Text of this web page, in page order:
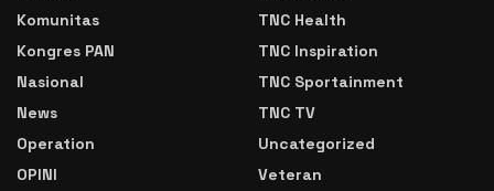
Komunitas
Kongres PAN
Nasional
News
Operation
OPINI
TNC Health
TNC Inspiration
TNC Sportainment
TNC TV
Uncategorized
Veteran